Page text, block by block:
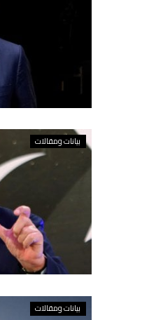
بيانات ومقالات
بيانات ومقالات
بيانات